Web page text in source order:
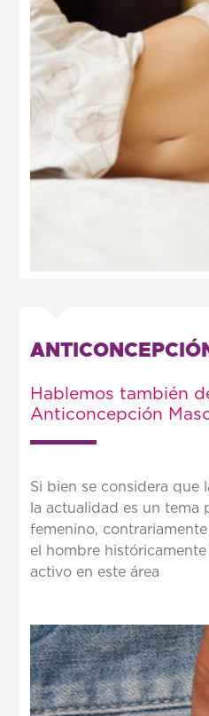
Hablemos también
Anticoncepción
Si bien se considera que
la actualidad es un tema
femenino,
el hombre
activo en este área